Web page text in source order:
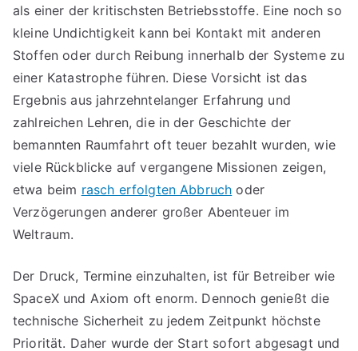
als einer der kritischsten Betriebsstoffe. Eine noch so
kleine Undichtigkeit kann bei Kontakt mit anderen
Stoffen oder durch Reibung innerhalb der Systeme zu
einer Katastrophe führen. Diese Vorsicht ist das
Ergebnis aus jahrzehntelanger Erfahrung und
zahlreichen Lehren, die in der Geschichte der
bemannten Raumfahrt oft teuer bezahlt wurden, wie
viele Rückblicke auf vergangene Missionen zeigen,
etwa beim rasch erfolgten Abbruch oder
Verzögerungen anderer großer Abenteuer im
Weltraum.
Der Druck, Termine einzuhalten, ist für Betreiber wie
SpaceX und Axiom oft enorm. Dennoch genießt die
technische Sicherheit zu jedem Zeitpunkt höchste
Priorität. Daher wurde der Start sofort abgesagt und